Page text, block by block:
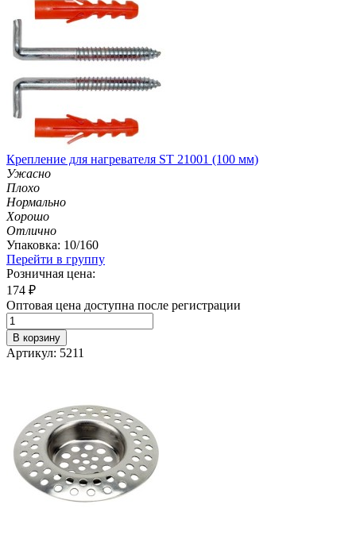
Крепление для нагревателя ST 21001 (100 мм)
Ужасно
Плохо
Нормально
Хорошо
Отлично
Упаковка: 10/160
Перейти в группу
Розничная цена:
174 ₽
Оптовая цена доступна после регистрации
В корзину
Артикул: 5211